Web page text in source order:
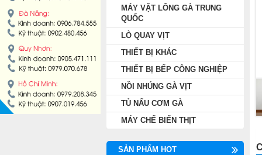
MÁY VẶT LÔNG GÀ TRUNG
QUỐC
LÒ QUAY VỊT
THIẾT BỊ KHÁC
THIẾT BỊ BẾP CÔNG NGHIỆP
NỒI NHÚNG GÀ VỊT
TỦ NẤU CƠM GÀ
MÁY CHẾ BIẾN THỊT
SẢN PHẨM HOT
THIẾT BỊ KHÁC
THIẾT BỊ BẾP CÔNG NGHIỆP
TỦ NẤU CƠM GÀ